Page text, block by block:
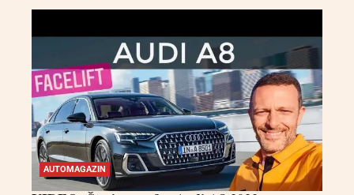
AUTOMAGAZIN